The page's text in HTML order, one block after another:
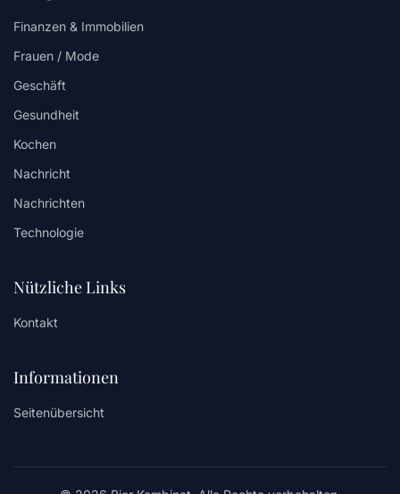
Finanzen & Immobilien
Frauen / Mode
Geschäft
Gesundheit
Kochen
Nachricht
Nachrichten
Technologie
Nützliche Links
Kontakt
Informationen
Seitenübersicht